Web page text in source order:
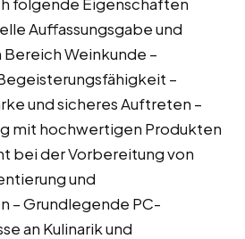
Auffassungsgabe und
Weinkunde –
–
und sicheres Auftreten –
mit hochwertigen Produkten
bei der Vorbereitung von
und
– Grundlegende PC-
an Kulinarik und